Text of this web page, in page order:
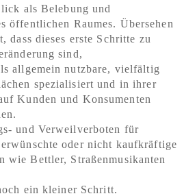
als Belebung und
öffentlichen Raumes. Übersehen
dass dieses erste Schritte zu
sind,
allgemein nutzbare, vielfältig
spezialisiert und in ihrer
Kunden und Konsumenten
und Verweilverboten für
oder nicht kaufkräftige
wie Bettler, Straßenmusikanten
ein kleiner Schritt.